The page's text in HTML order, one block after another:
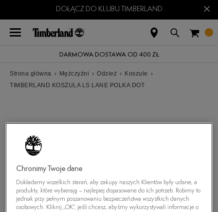
DOŁĄCZ DO KLUBU TIMBERLAND ×
DARMOWA DOSTAWA OD 400 ZŁ
Strona główna › Mężczyźni › Odzież › Koszule ›
TIMBERLAND KOSZULA LS LANE POLKA DOT
Chronimy Twoje dane
Dokładamy wszelkich starań, aby zakupy naszych Klientów były udane, a
produkty, które wybierają – najlepiej dopasowane do ich potrzeb. Robimy to
jednak przy pełnym poszanowaniu bezpieczeństwa wszystkich danych
osobowych. Kliknij „OK”, jeśli chcesz, abyśmy wykorzystywali informacje o